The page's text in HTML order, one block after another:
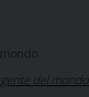
del mondo